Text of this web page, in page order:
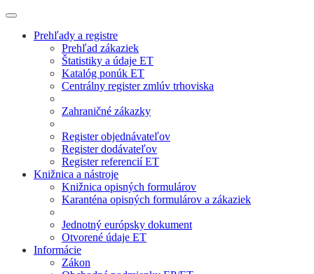
Prehľady a registre
Prehľad zákaziek
Štatistiky a údaje ET
Katalóg ponúk ET
Centrálny register zmlúv trhoviska
Zahraničné zákazky
Register objednávateľov
Register dodávateľov
Register referencií ET
Knižnica a nástroje
Knižnica opisných formulárov
Karanténa opisných formulárov a zákaziek
Jednotný európsky dokument
Otvorené údaje ET
Informácie
Zákon